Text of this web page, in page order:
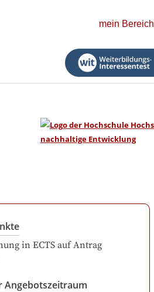
mein Bereich
in ECTS auf Antrag
Angebotszeitraum